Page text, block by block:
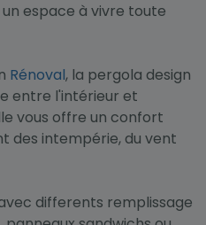
un espace à vivre toute
Rénoval, la pergola design
entre l'intérieur et
vous offre un confort
des intempérie, du vent
differents remplissage